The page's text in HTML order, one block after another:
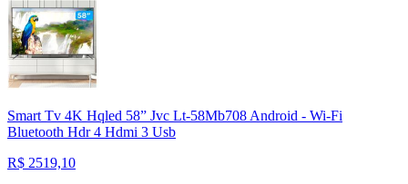
Smart Tv 4K Hqled 58” Jvc Lt-58Mb708 Android - Wi-Fi
Bluetooth Hdr 4 Hdmi 3 Usb
R$ 2519,10